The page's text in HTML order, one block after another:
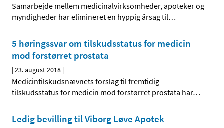
Samarbejde mellem medicinalvirksomheder, apoteker og
myndigheder har elimineret en hyppig årsag til…
5 høringssvar om tilskudsstatus for medicin
mod forstørret prostata
|23. august 2018 |
Medicintilskudsnævnets forslag til fremtidig
tilskudsstatus for medicin mod forstørret prostata har…
Ledig bevilling til Viborg Løve Apotek